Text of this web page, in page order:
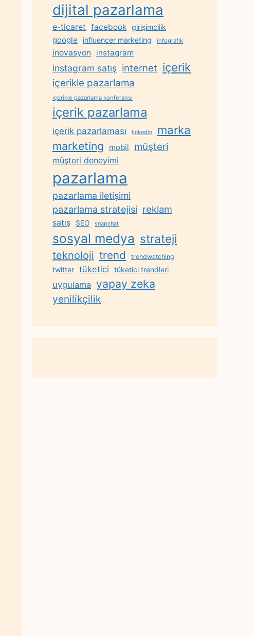
dijital pazarlama
e-ticaret facebook girişimcilik
google influencer marketing infografik
inovasyon instagram
instagram satış internet içerik
içerikle pazarlama
içerikle pazarlama konferansı
içerik pazarlama
içerik pazarlaması linkedin marka
marketing mobil müşteri
müşteri deneyimi
pazarlama
pazarlama iletişimi
pazarlama stratejisi reklam
satış SEO snapchat
sosyal medya strateji
teknoloji trend trendwatching
twitter tüketici tüketici trendleri
uygulama yapay zeka
yenilikçilik